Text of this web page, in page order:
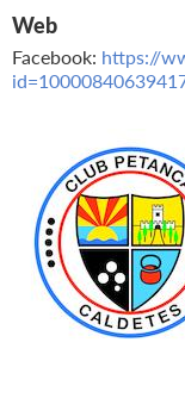
Web
Facebook: https://